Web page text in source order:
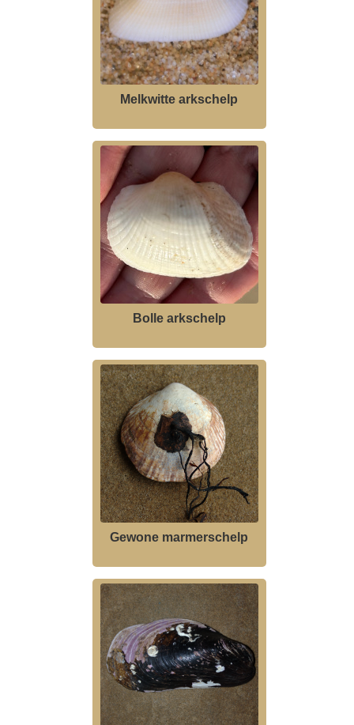
Melkwitte arkschelp
Bolle arkschelp
Gewone marmerschelp